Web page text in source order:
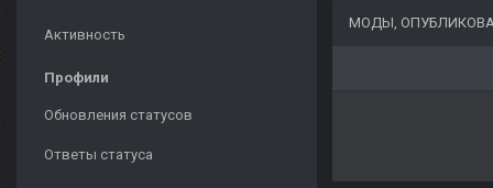
Активность
Профили
Обновления статусов
Ответы статуса
МОДЫ,